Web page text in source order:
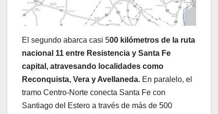
El segundo abarca casi 500 kilómetros de la ruta
nacional 11 entre Resistencia y Santa Fe
capital, atravesando localidades como
Reconquista, Vera y Avellaneda. En paralelo, el
tramo Centro-Norte conecta Santa Fe con
Santiago del Estero a través de más de 500